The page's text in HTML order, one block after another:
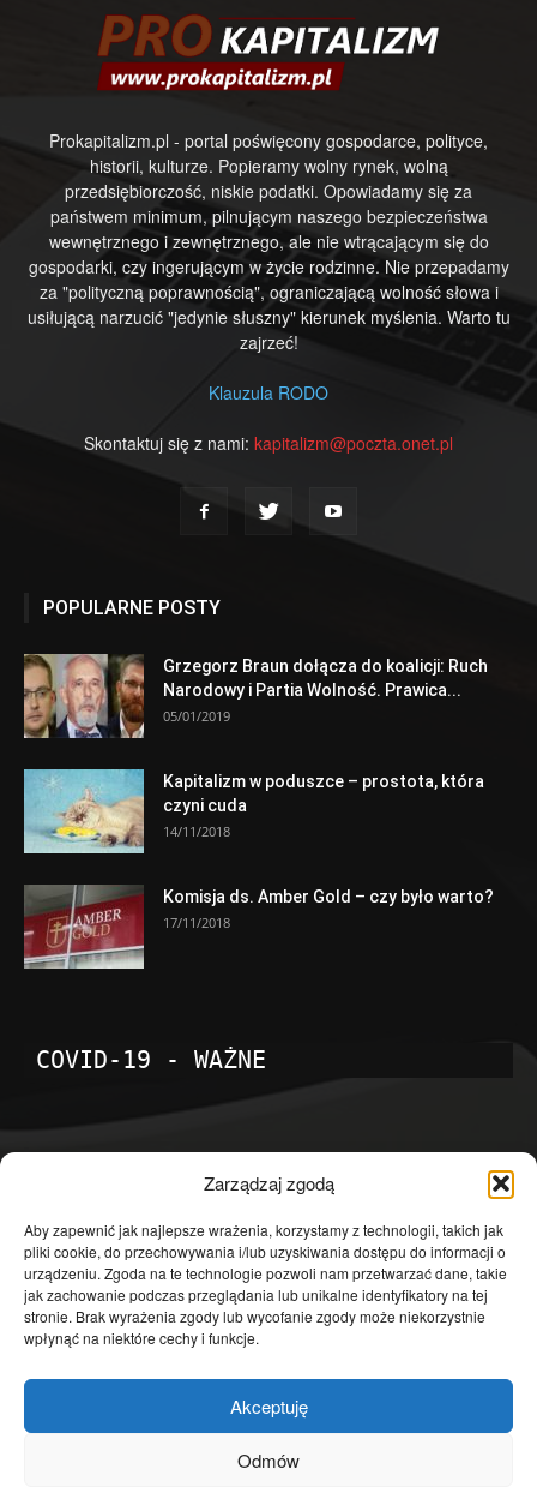
Zarządzaj zgodą
Aby zapewnić jak najlepsze wrażenia, korzystamy z technologii, takich jak
pliki cookie, do przechowywania i/lub uzyskiwania dostępu do informacji o
urządzeniu. Zgoda na te technologie pozwoli nam przetwarzać dane, takie
jak zachowanie podczas przeglądania lub unikalne identyfikatory na tej
stronie. Brak wyrażenia zgody lub wycofanie zgody może niekorzystnie
wpłynąć na niektóre cechy i funkcje.
Akceptuję
Odmów
Prokapitalizm.pl - portal poświęcony gospodarce, polityce,
historii, kulturze. Popieramy wolny rynek, wolną
przedsiębiorczość, niskie podatki. Opowiadamy się za
państwem minimum, pilnującym naszego bezpieczeństwa
wewnętrznego i zewnętrznego, ale nie wtrącającym się do
gospodarki, czy ingerującym w życie rodzinne. Nie przepadamy
za "polityczną poprawnością", ograniczającą wolność słowa i
usiłującą narzucić "jedynie słuszny" kierunek myślenia. Warto tu
zajrzeć!
Klauzula RODO
Skontaktuj się z nami: kapitalizm@poczta.onet.pl
POPULARNE POSTY
Grzegorz Braun dołącza do koalicji: Ruch
Narodowy i Partia Wolność. Prawica...
05/01/2019
Kapitalizm w poduszce – prostota, która
czyni cuda
14/11/2018
Komisja ds. Amber Gold – czy było warto?
17/11/2018
COVID-19 - WAŻNE
Temat dnia
4601
Publicystyka
4363
Polityka
3639
Polska
Społeczeństwo
2823